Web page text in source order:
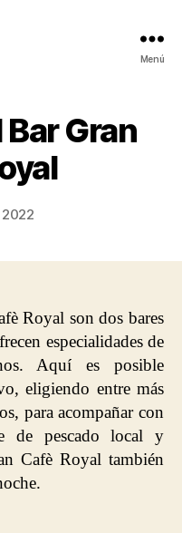
Menú
Bar Gran
Royal son dos bares
especialidades de
Aquí es posible
eligiendo entre más
para acompañar con
de pescado local y
Cafè Royal también